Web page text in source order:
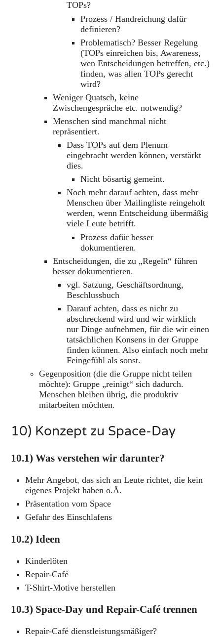
TOPs?
Prozess / Handreichung dafür
definieren?
Problematisch? Besser Regelung
(TOPs einreichen bis, Awareness,
wen Entscheidungen betreffen, etc.)
finden, was allen TOPs gerecht
wird?
Weniger Quatsch, keine
Zwischengespräche etc. notwendig?
Menschen sind manchmal nicht
repräsentiert.
Dass TOPs auf dem Plenum
eingebracht werden können, verstärkt
dies.
Nicht bösartig gemeint.
Noch mehr darauf achten, dass mehr
Menschen über Mailingliste reingeholt
werden, wenn Entscheidung übermäßig
viele Leute betrifft.
Prozess dafür besser
dokumentieren.
Entscheidungen, die zu „Regeln“ führen
besser dokumentieren.
vgl. Satzung, Geschäftsordnung,
Beschlussbuch
Darauf achten, dass es nicht zu
abschreckend wird und wir wirklich
nur Dinge aufnehmen, für die wir einen
tatsächlichen Konsens in der Gruppe
finden können. Also einfach noch mehr
Feingefühl als sonst.
Gegenposition (die die Gruppe nicht teilen
möchte): Gruppe „reinigt“ sich dadurch.
Menschen bleiben übrig, die produktiv
mitarbeiten möchten.
10) Konzept zu Space-Day
10.1) Was verstehen wir darunter?
Mehr Angebot, das sich an Leute richtet, die kein
eigenes Projekt haben o.Ä.
Präsentation vom Space
Gefahr des Einschlafens
10.2) Ideen
Kinderlöten
Repair-Café
T-Shirt-Motive herstellen
10.3) Space-Day und Repair-Café trennen
Repair-Café dienstleistungsmäßiger?